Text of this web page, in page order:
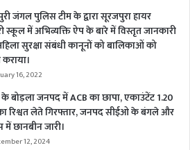
जंगल पुलिस टीम के द्वारा सूरजपुरा हायर
स्कूल में अभिव्यक्ति ऐप के बारे में विस्तृत जानकारी
सुरक्षा संबंधी कानूनों को बालिकाओं को
16, 2022
के बोड़ला जनपद में ACB का छापा, एकाउंटेंट 1.20
रिश्वत लेते गिरफ्तार, जनपद सीईओ के बंगले और
छानबीन जारी।
12, 2024